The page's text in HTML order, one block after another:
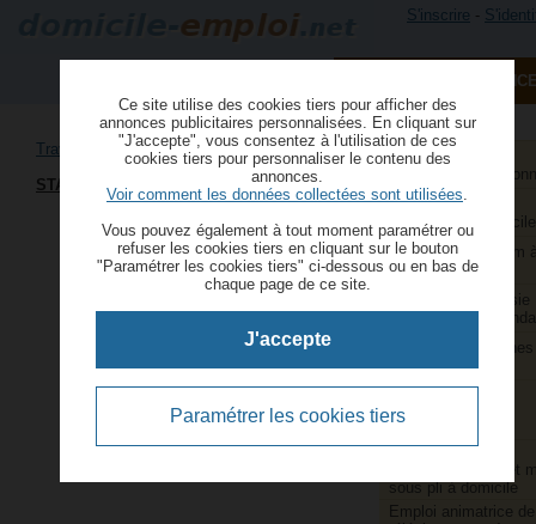
Ce site utilise des cookies tiers pour afficher des
annonces publicitaires personnalisées. En cliquant sur
"J'accepte", vous consentez à l'utilisation de ces
cookies tiers pour personnaliser le contenu des
annonces.
Voir comment les données collectées sont utilisées.
Vous pouvez également à tout moment paramétrer ou
refuser les cookies tiers en cliquant sur le bouton
"Paramétrer les cookies tiers" ci-dessous ou en bas de
chaque page de ce site.
J'accepte
Paramétrer les cookies tiers
S'inscrire -
PUBLIER UNE
Aide à domicile et
services à la
Aide ménagère et
repassage à domicile
Animatrice webcam
domicile
Assistants de saisie
comptable
Couture et
domicile
Couturières et
retoucheuses
indépendantes
Emballage,
conditionnement et
sous pli à domicile
Emploi animatrice de
Travailler à domicile depuis le Maroc
STAGE POUR WEBMASTER (H/F)